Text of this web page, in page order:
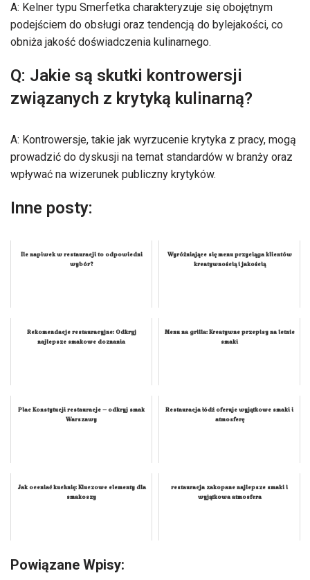
A: Kelner typu Smerfetka charakteryzuje się obojętnym
podejściem do obsługi oraz tendencją do bylejakości, co
obniża jakość doświadczenia kulinarnego.
Q: Jakie są skutki kontrowersji
związanych z krytyką kulinarną?
A: Kontrowersje, takie jak wyrzucenie krytyka z pracy, mogą
prowadzić do dyskusji na temat standardów w branży oraz
wpływać na wizerunek publiczny krytyków.
Inne posty:
Ile napiwek w restauracji to odpowiedni
wybór?
Wyróżniające się menu przyciąga klientów
kreatywnością i jakością
Rekomendacje restauracyjne: Odkryj
najlepsze smakowe doznania
Menu na grilla: Kreatywne przepisy na letnie
smaki
Plac Konstytucji restauracje – odkryj smak
Warszawy
Restauracja łódź oferuje wyjątkowe smaki i
atmosferę
Jak oceniać kuchnię: Kluczowe elementy dla
smakoszy
restauracja zakopane najlepsze smaki i
wyjątkowa atmosfera
Powiązane Wpisy: